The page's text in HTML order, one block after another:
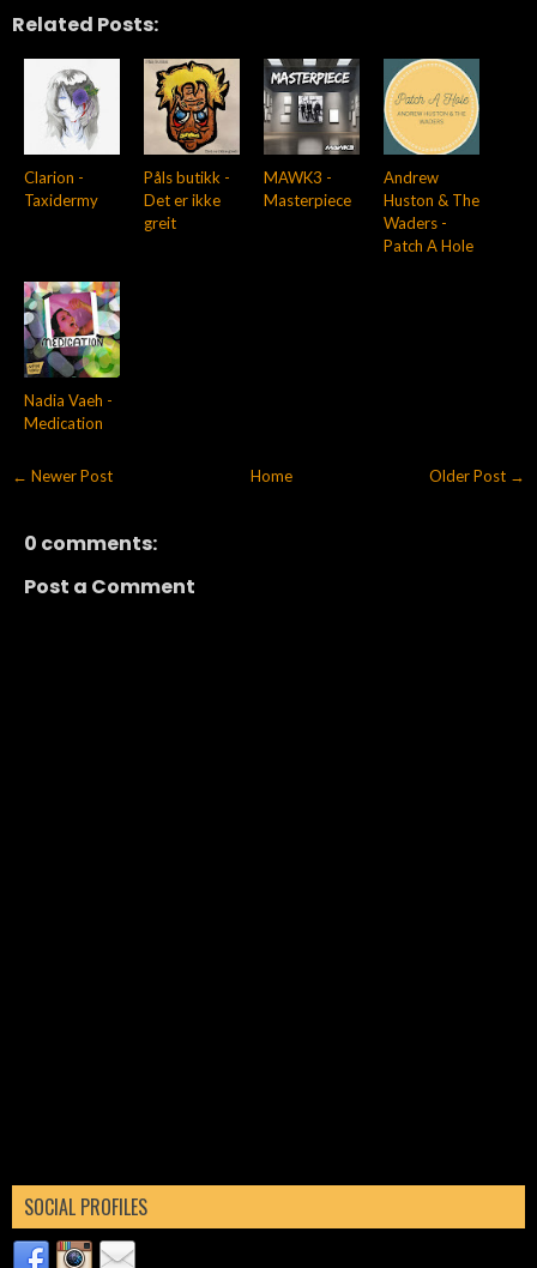
Related Posts:
Clarion -
Taxidermy
Påls butikk -
Det er ikke
greit
MAWK3 -
Masterpiece
Andrew
Huston & The
Waders -
Patch A Hole
Nadia Vaeh -
Medication
← Newer Post Older Post →
Home
0 comments:
Post a Comment
SOCIAL PROFILES